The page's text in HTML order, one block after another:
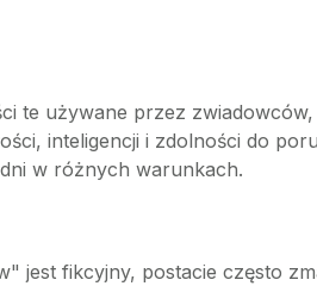
te używane przez
inteligencji i zdolności do
w różnych warunkach.
jest fikcyjny, postacie często